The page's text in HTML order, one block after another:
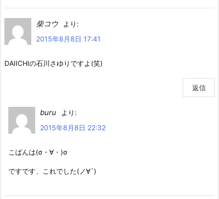
柴コウ
より:
2015年8月8日 17:41
DAIICHIの石川さゆりですよ(笑)
返信
buru
より:
2015年8月8日 22:32
こばんは(σ・∀・)σ
ですです、これでした(ノ∀`)